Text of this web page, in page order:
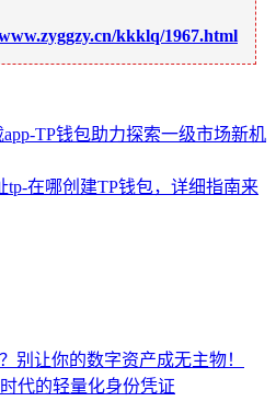
kkklq/1967.html
TP钱包助力探索一级市场新机
tp-在哪创建TP钱包，详细指南来
别让你的数字资产成无主物！
代的轻量化身份凭证